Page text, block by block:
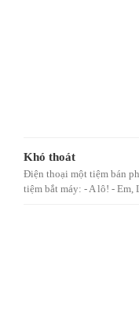
Khó thoát
Điện thoại một tiệm bán
tiệm bắt máy: - A lô! - Em,